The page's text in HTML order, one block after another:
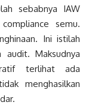
sebabnya IAW
semu.
Ini istilah
Maksudnya
terlihat ada
menghasilkan